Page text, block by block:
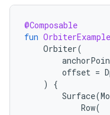
@Composable
fun OrbiterExample
Orbiter(
offset =
)
{
Surface(
Row(